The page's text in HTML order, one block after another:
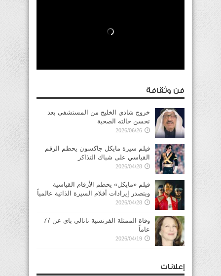
فن وثقافة
خروج شادي الخليج من المستشفى بعد
تحسن حالته الصحية
2026/06/26
فيلم سيرة مايكل جاكسون يحطم الرقم
القياسي على شباك التذاكر
2026/04/28
فيلم «مايكل» يحطم الأرقام القياسية
ويتصدر إيرادات أفلام السيرة الذاتية عالمياً
2026/04/28
وفاة الممثلة الفرنسية ناتالي باي عن 77
عاماً
2026/04/19
إعلانات